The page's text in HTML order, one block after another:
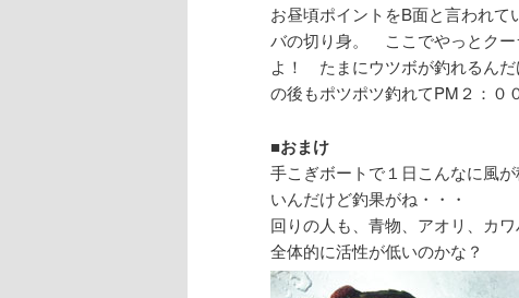
お昼頃ポイントをB面と言われ
バの切り身。 ここでやっとク
よ！ たまにウツボが釣れるん
の後もポツポツ釣れてPM２：０
■おまけ
手こぎボートで１日こんなに風
いんだけど釣果がね・・・
回りの人も、青物、アオリ、カ
全体的に活性が低いのかな？